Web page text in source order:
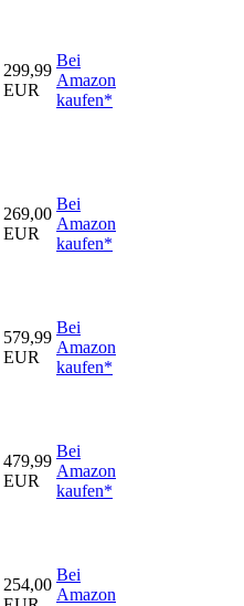
299,99
EUR
Bei
Amazon
kaufen*
269,00
EUR
Bei
Amazon
kaufen*
579,99
EUR
Bei
Amazon
kaufen*
479,99
EUR
Bei
Amazon
kaufen*
254,00
Bei
Amazon